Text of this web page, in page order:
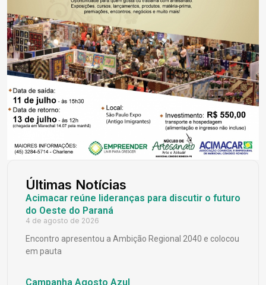
Últimas Notícias
Acimacar reúne lideranças para discutir o futuro
do Oeste do Paraná
4 de agosto de 2026
Encontro apresentou a Ambição Regional 2040 e colocou
em pauta
Campanha Agosto Azul